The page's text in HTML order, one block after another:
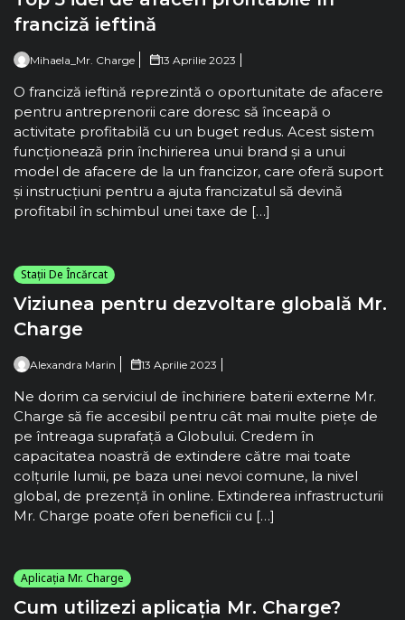
franciză ieftină
Mihaela_Mr. Charge 13 Aprilie 2023
O franciză ieftină reprezintă o oportunitate de afacere
pentru antreprenorii care doresc să înceapă o
activitate profitabilă cu un buget redus. Acest sistem
funcționează prin închirierea unui brand și a unui
model de afacere de la un francizor, care oferă suport
și instrucțiuni pentru a ajuta francizatul să devină
profitabil în schimbul unei taxe de […]
Stații De Încărcat
Viziunea pentru dezvoltare globală Mr.
Charge
Alexandra Marin 13 Aprilie 2023
Ne dorim ca serviciul de închiriere baterii externe Mr.
Charge să fie accesibil pentru cât mai multe piețe de
pe întreaga suprafață a Globului. Credem în
capacitatea noastră de extindere către mai toate
colțurile lumii, pe baza unei nevoi comune, la nivel
global, de prezență în online. Extinderea infrastructurii
Mr. Charge poate oferi beneficii cu […]
Aplicația Mr. Charge
Cum utilizezi aplicația Mr. Charge?